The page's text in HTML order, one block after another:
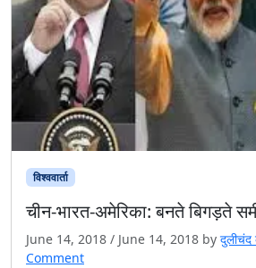
विश्ववार्ता
चीन-भारत-अमेरिका: बनते बिगड़ते
June 14, 2018 / June 14, 2018 by दुलीचंद
Comment